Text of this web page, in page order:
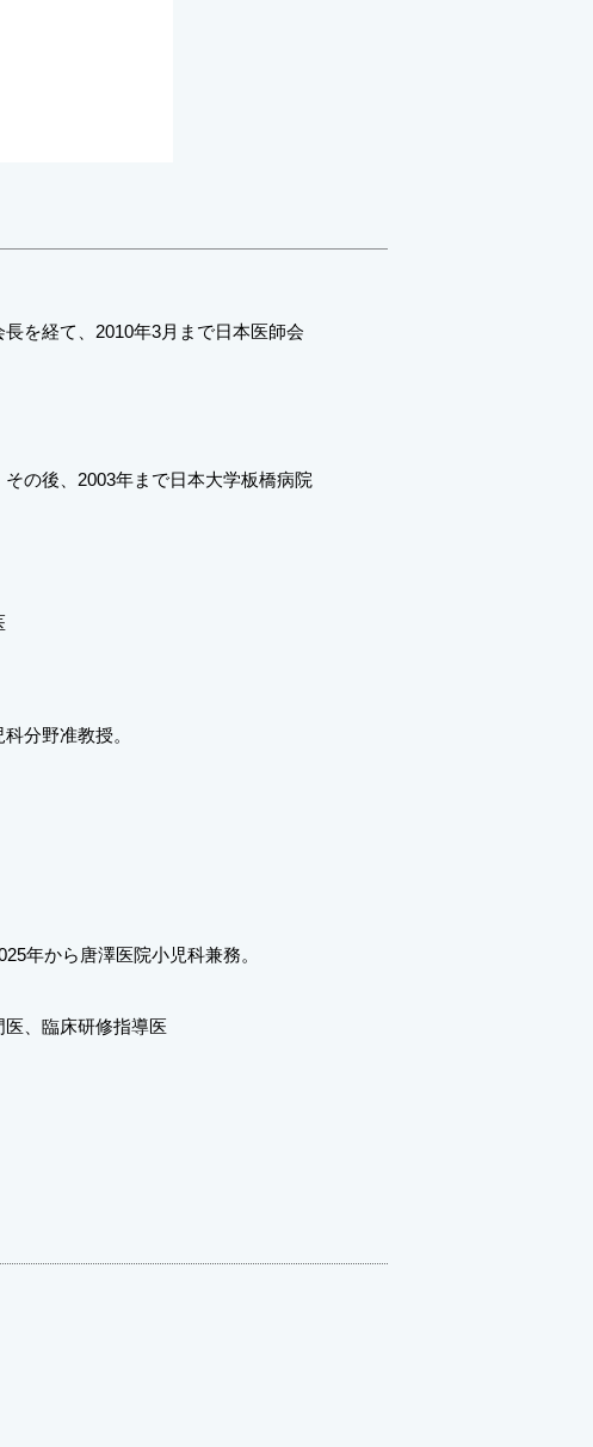
を経て、2010年3月まで日本医師会
の後、2003年まで日本大学板橋病院
分野准教授。
年から唐澤医院小児科兼務。
、臨床研修指導医